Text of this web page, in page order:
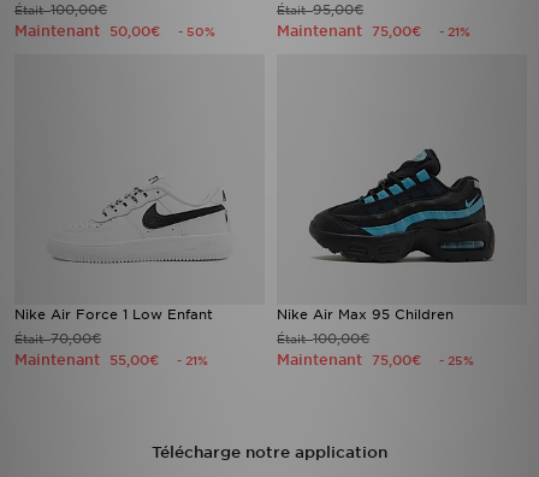
Était100,00€
Maintenant 50,00€ - 50%
Était95,00€
Maintenant 75,00€ - 21%
Nike Air Force 1 Low Enfant
Était70,00€
Maintenant 55,00€ - 21%
Nike Air Max 95 Children
Était100,00€
Maintenant 75,00€ - 25%
Télécharge notre application